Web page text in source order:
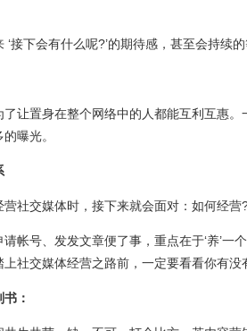
下会有什么呢?’的期待感，甚至会持续
置身在整个网络中的人都能互利互惠。
曝光。
交媒体时，接下来就会面对：如何经营
号、发发文章便了事，重点在于‘养’一
社交媒体经营之路前，一定要看看你有没
：